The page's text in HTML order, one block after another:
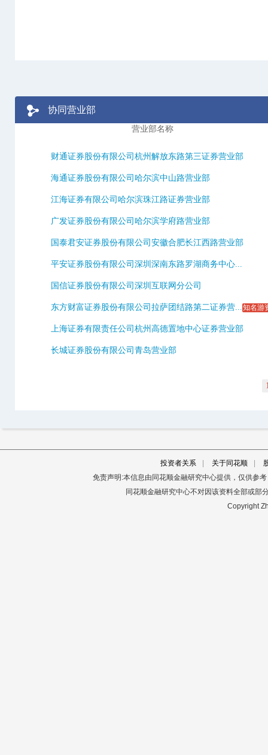
协同营业部
营业部名称
财通证券股份有限公司杭州解放东路第三证券营业部
海通证券股份有限公司哈尔滨中山路营业部
江海证券有限公司哈尔滨珠江路证券营业部
广发证券股份有限公司哈尔滨学府路营业部
国泰君安证券股份有限公司安徽合肥长江西路营业部
平安证券股份有限公司深圳深南东路罗湖商务中心...
国信证券股份有限公司深圳互联网分公司
东方财富证券股份有限公司拉萨团结路第二证券营...知名游
上海证券有限责任公司杭州高德置地中心证券营业部
长城证券股份有限公司青岛营业部
投资者关系 关于同花顺
免责声明:本信息由同花顺金融研究中心提供，仅供参
同花顺金融研究中心不对因该资料全部或部
Copyright